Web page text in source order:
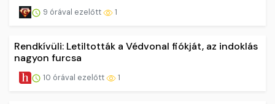
9 órával ezelőtt 1
Rendkívüli: Letiltották a Védvonal fiókját, az indoklás
nagyon furcsa
10 órával ezelőtt 1